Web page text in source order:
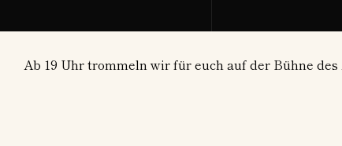
Ab 19 Uhr trommeln wir für euch auf der Bühne